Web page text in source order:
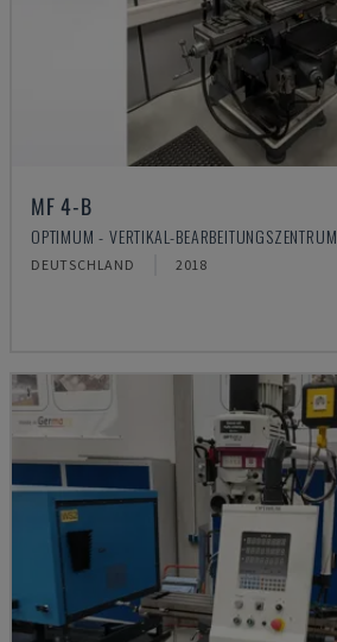
MF 4-B
OPTIMUM - VERTIKAL-BEARBEITUNGSZENTRUM
DEUTSCHLAND 2018